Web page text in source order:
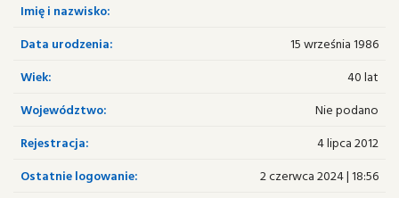
Imię i nazwisko:
Data urodzenia:
15 września 1986
Wiek:
40 lat
Województwo:
Nie podano
Rejestracja:
4 lipca 2012
Ostatnie logowanie:
2 czerwca 2024 | 18:56